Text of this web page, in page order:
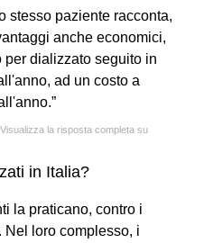
stesso paziente racconta,
anche economici,
per dializzato seguito in
ad un costo a
Visualizza la risposta completa su
in Italia?
la praticano, contro i
loro complesso, i